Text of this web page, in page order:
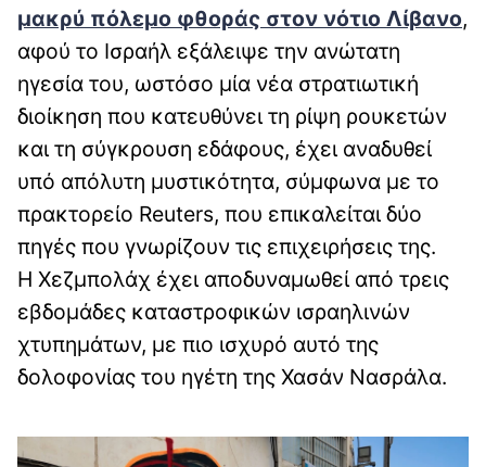
μακρύ πόλεμο φθοράς στον νότιο Λίβανο,
αφού το Ισραήλ εξάλειψε την ανώτατη
ηγεσία του, ωστόσο μία νέα στρατιωτική
διοίκηση που κατευθύνει τη ρίψη ρουκετών
και τη σύγκρουση εδάφους, έχει αναδυθεί
υπό απόλυτη μυστικότητα, σύμφωνα με το
πρακτορείο Reuters, που επικαλείται δύο
πηγές που γνωρίζουν τις επιχειρήσεις της.
Η Χεζμπολάχ έχει αποδυναμωθεί από τρεις
εβδομάδες καταστροφικών ισραηλινών
χτυπημάτων, με πιο ισχυρό αυτό της
δολοφονίας του ηγέτη της Χασάν Νασράλα.